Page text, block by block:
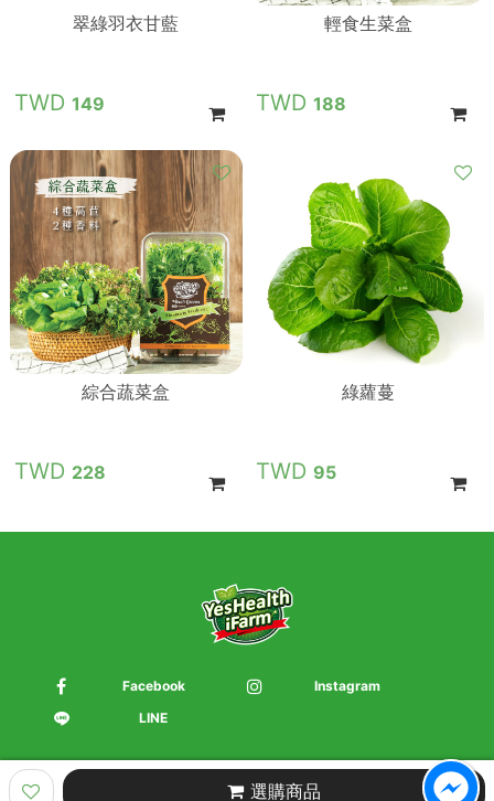
選購商品
翠綠羽衣甘藍
149
輕食生菜盒
188
綜合蔬菜盒
228
綠蘿蔓
95
Facebook
Instagram
LINE
Product Categories